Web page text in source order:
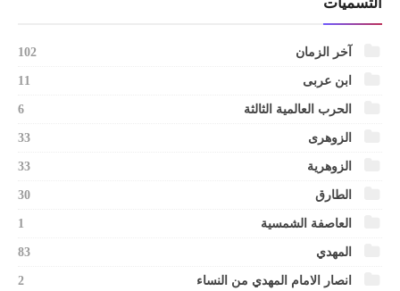
التسميات
آخر الزمان 102
ابن عربى 11
الحرب العالمية الثالثة 6
الزوهرى 33
الزوهرية 33
الطارق 30
العاصفة الشمسية 1
المهدي 83
انصار الامام المهدي من النساء 2